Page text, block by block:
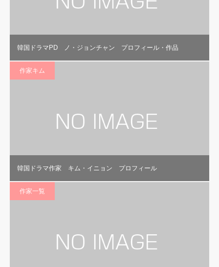
韓国ドラマPD ノ・ジョンチャン プロフィール・作品
作家キム
韓国ドラマ作家 キム・イニョン プロフィール
作家一覧